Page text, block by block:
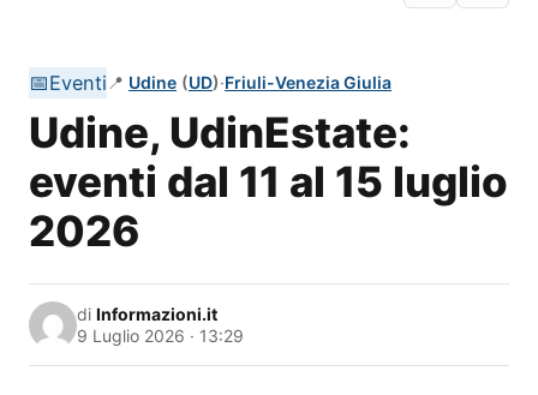
📅Eventi 📍 Udine (UD)·Friuli-Venezia Giulia
Udine, UdinEstate:
eventi dal 11 al 15 luglio
2026
di Informazioni.it
9 Luglio 2026 · 13:29